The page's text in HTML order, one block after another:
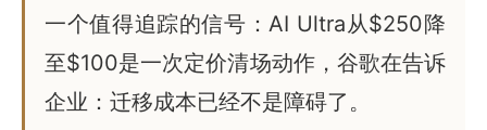
一个值得追踪的信号：AI Ultra从$250降
至$100是一次定价清场动作，谷歌在告诉
企业：迁移成本已经不是障碍了。